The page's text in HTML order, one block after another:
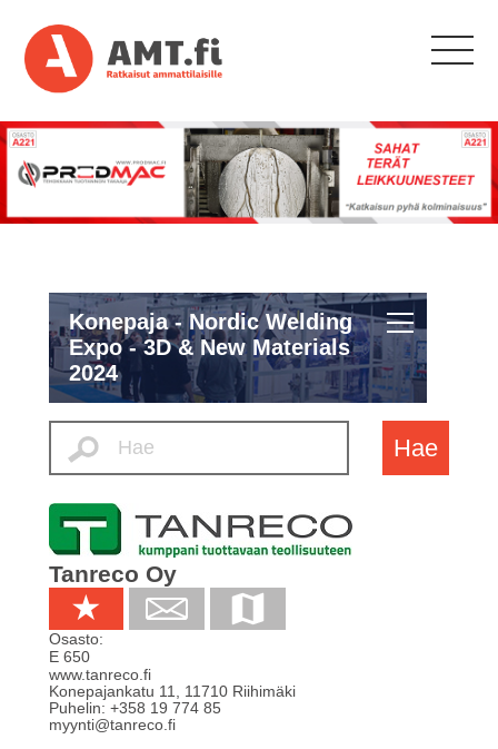
Konepaja - Nordic Welding
Expo - 3D & New Materials
2024
Hae
Tanreco Oy
Osasto:
E 650
www.tanreco.fi
Konepajankatu 11
11710 Riihimäki
Puhelin: +358 19 774 85
myynti@tanreco.fi